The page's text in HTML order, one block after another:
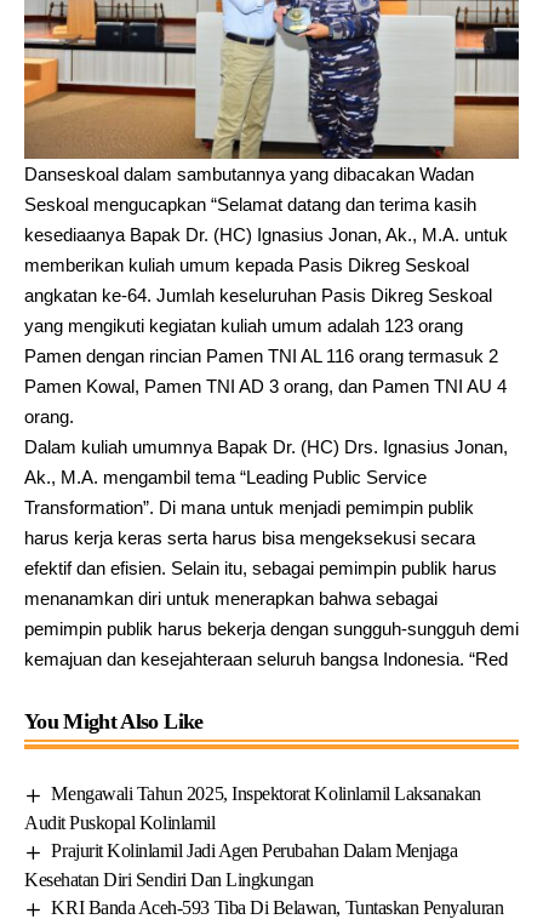
Danseskoal dalam sambutannya yang dibacakan Wadan
Seskoal mengucapkan “Selamat datang dan terima kasih
kesediaanya Bapak Dr. (HC) Ignasius Jonan, Ak., M.A. untuk
memberikan kuliah umum kepada Pasis Dikreg Seskoal
angkatan ke-64. Jumlah keseluruhan Pasis Dikreg Seskoal
yang mengikuti kegiatan kuliah umum adalah 123 orang
Pamen dengan rincian Pamen TNI AL 116 orang termasuk 2
Pamen Kowal, Pamen TNI AD 3 orang, dan Pamen TNI AU 4
orang.
Dalam kuliah umumnya Bapak Dr. (HC) Drs. Ignasius Jonan,
Ak., M.A. mengambil tema “Leading Public Service
Transformation”. Di mana untuk menjadi pemimpin publik
harus kerja keras serta harus bisa mengeksekusi secara
efektif dan efisien. Selain itu, sebagai pemimpin publik harus
menanamkan diri untuk menerapkan bahwa sebagai
pemimpin publik harus bekerja dengan sungguh-sungguh demi
kemajuan dan kesejahteraan seluruh bangsa Indonesia. “Red
You Might Also Like
Mengawali Tahun 2025, Inspektorat Kolinlamil Laksanakan
Audit Puskopal Kolinlamil
Prajurit Kolinlamil Jadi Agen Perubahan Dalam Menjaga
Kesehatan Diri Sendiri Dan Lingkungan
KRI Banda Aceh-593 Tiba Di Belawan, Tuntaskan Penyaluran